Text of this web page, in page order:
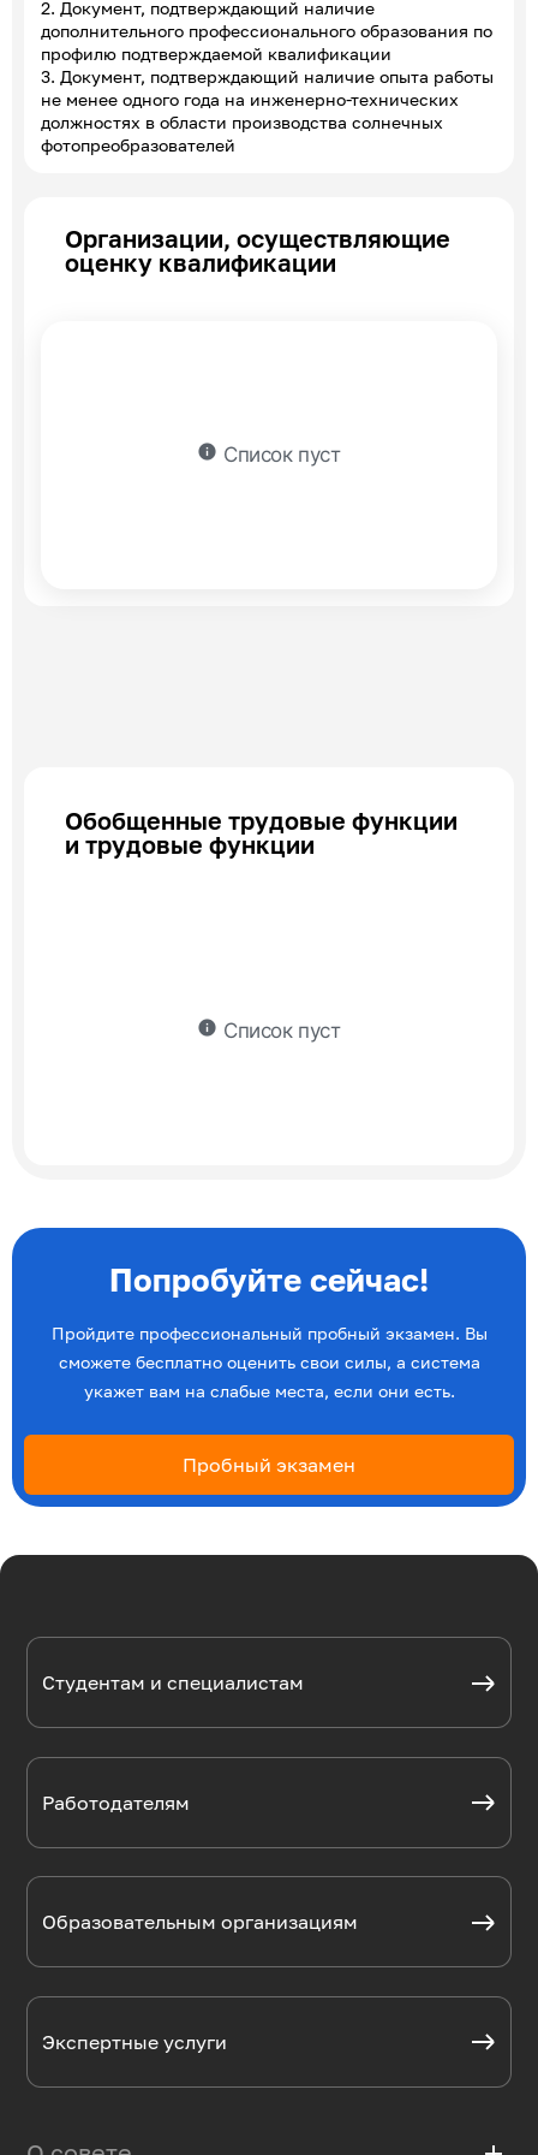
2. Документ, подтверждающий наличие
дополнительного профессионального образования по
профилю подтверждаемой квалификации
3. Документ, подтверждающий наличие опыта работы
не менее одного года на инженерно-технических
должностях в области производства солнечных
фотопреобразователей
Организации, осуществляющие
оценку квалификации
info Список пуст
Обобщенные трудовые функции
и трудовые функции
info Список пуст
Попробуйте сейчас!
Пройдите профессиональный пробный экзамен. Вы
сможете бесплатно оценить свои силы, а система
укажет вам на слабые места, если они есть.
Пробный экзамен
Студентам и специалистам
Работодателям
Образовательным организациям
Экспертные услуги